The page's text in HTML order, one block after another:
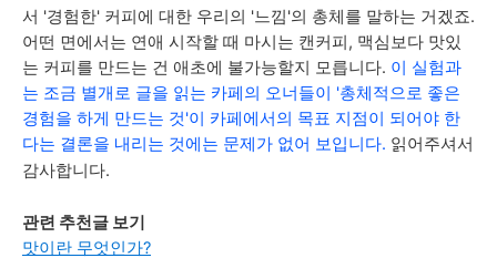
서 '경험한' 커피에 대한 우리의 '느낌'의 총체를 말하는 거겠죠.
어떤 면에서는 연애 시작할 때 마시는 캔커피, 맥심보다 맛있
는 커피를 만드는 건 애초에 불가능할지 모릅니다. 이 실험과
는 조금 별개로 글을 읽는 카페의 오너들이 '총체적으로 좋은
경험을 하게 만드는 것'이 카페에서의 목표 지점이 되어야 한
다는 결론을 내리는 것에는 문제가 없어 보입니다. 읽어주셔서
감사합니다.
관련 추천글 보기
맛이란 무엇인가?